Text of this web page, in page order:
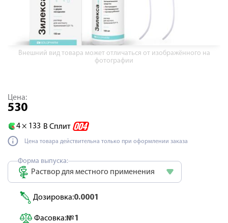
Внешний вид товара может отличаться от изображённого на
фотографии
Цена:
530
4 × 133 В Сплит
Цена товара действительна только при оформлении заказа
Форма выпуска:
Раствор для местного применения
Дозировка:0.0001
Фасовка:№1